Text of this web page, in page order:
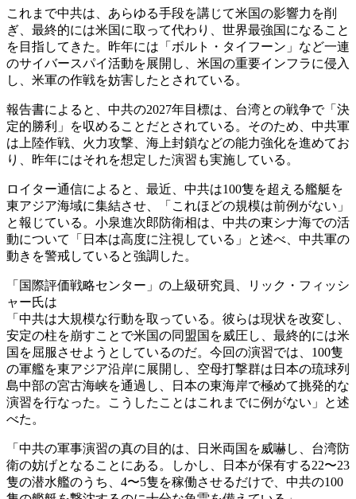
これまで中共は、あらゆる手段を講じて米国の影響力を削
ぎ、最終的には米国に取って代わり、世界最強国になること
を目指してきた。昨年には「ボルト・タイフーン」など一連
のサイバースパイ活動を展開し、米国の重要インフラに侵入
し、米軍の作戦を妨害したとされている。
報告書によると、中共の2027年目標は、台湾との戦争で「決
定的勝利」を収めることだとされている。そのため、中共軍
は上陸作戦、火力攻撃、海上封鎖などの能力強化を進めてお
り、昨年にはそれを想定した演習も実施している。
ロイター通信によると、最近、中共は100隻を超える艦艇を
東アジア海域に集結させ、「これほどの規模は前例がない」
と報じている。小泉進次郎防衛相は、中共の東シナ海での活
動について「日本は高度に注視している」と述べ、中共軍の
動きを警戒していると強調した。
「国際評価戦略センター」の上級研究員、リック・フィッシ
ャー氏は
「中共は大規模な行動を取っている。彼らは現状を改変し、
安定の柱を崩すことで米国の同盟国を威圧し、最終的には米
国を屈服させようとしているのだ。今回の演習では、100隻
の軍艦を東アジア沿岸に展開し、空母打撃群は日本の琉球列
島中部の宮古海峡を通過し、日本の東海岸で極めて挑発的な
演習を行なった。こうしたことはこれまでに例がない」と述
べた。
「中共の軍事演習の真の目的は、日米両国を威嚇し、台湾防
衛の妨げとなることにある。しかし、日本が保有する22〜23
隻の潜水艦のうち、4〜5隻を稼働させるだけで、中共の100